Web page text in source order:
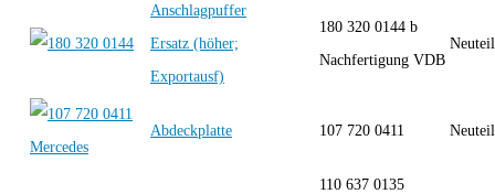
Anschlagpuffer
Ersatz (höher;
Exportausf)
180 320 0144 b
Nachfertigung VDB
Abdeckplatte 107 720 0411
110 637 0135